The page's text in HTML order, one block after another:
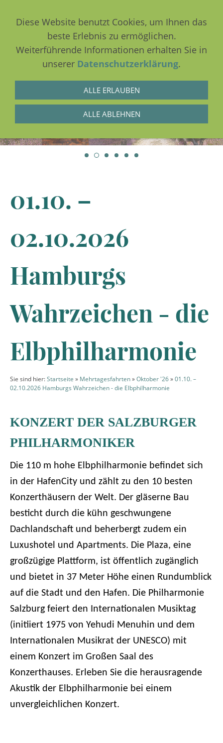
NAVIGATION EINBLENDEN
01.10. –
02.10.2026
Hamburgs
Wahrzeichen - die
Elbphilharmonie
Sie sind hier:Startseite » Mehrtagesfahrten»Oktober '26»01.10. –
02.10.2026 Hamburgs Wahrzeichen - die Elbphilharmonie
KONZERT DER SALZBURGER
PHILHARMONIKER
Die 110 m hohe Elbphilharmonie befindet sich
in der HafenCity und zählt zu den 10 besten
Konzerthäusern der Welt. Der gläserne Bau
besticht durch die kühn geschwungene
Dachlandschaft und beherbergt zudem ein
Luxushotel und Apartments. Die Plaza, eine
großzügige Plattform, ist öffentlich zugänglich
und bietet in 37 Meter Höhe einen Rundumblick
auf die Stadt und den Hafen. Die Philharmonie
Salzburg feiert den Internationalen Musiktag
(initiiert 1975 von Yehudi Menuhin und dem
Internationalen Musikrat der UNESCO) mit
einem Konzert im Großen Saal des
Konzerthauses. Erleben Sie die herausragende
Akustik der Elbphilharmonie bei einem
unvergleichlichen Konzert.
Diese Website benutzt Cookies, um Ihnen das
beste Erlebnis zu ermöglichen.
Weiterführende Informationen erhalten Sie in
unserer Datenschutzerklärung.
ALLE ERLAUBEN
ALLE ABLEHNEN